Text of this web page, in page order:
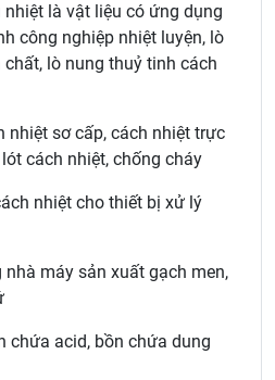
là vật liệu có ứng dụng
công nghiệp nhiệt luyện, lò
chất, lò nung thuỷ tinh cách
nhiệt sơ cấp, cách nhiệt trực
cách nhiệt, chống cháy
nhiệt cho thiết bị xử lý
nhà máy sản xuất gạch men,
chứa acid, bồn chứa dung